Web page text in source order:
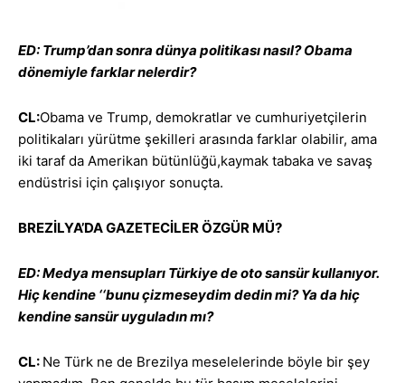
ED: Trump’dan sonra dünya politikası nasıl? Obama
dönemiyle farklar nelerdir?
CL:Obama ve Trump, demokratlar ve cumhuriyetçilerin
politikaları yürütme şekilleri arasında farklar olabilir, ama
iki taraf da Amerikan bütünlüğü,kaymak tabaka ve savaş
endüstrisi için çalışıyor sonuçta.
BREZİLYA’DA GAZETECİLER ÖZGÜR MÜ?
ED: Medya mensupları Türkiye de oto sansür kullanıyor.
Hiç kendine ‘‘bunu çizmeseydim dedin mi? Ya da hiç
kendine sansür uyguladın mı?
CL: Ne Türk ne de Brezilya meselelerinde böyle bir şey